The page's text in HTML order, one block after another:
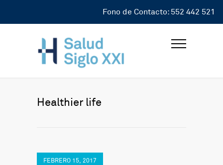
Fono de Contacto: 552 442 521
Healthier life
FEBRERO 15, 2017